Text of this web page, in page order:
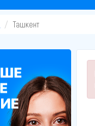
Ташкент